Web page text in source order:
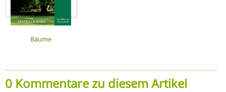
Bäume
0 Kommentare zu diesem Artikel